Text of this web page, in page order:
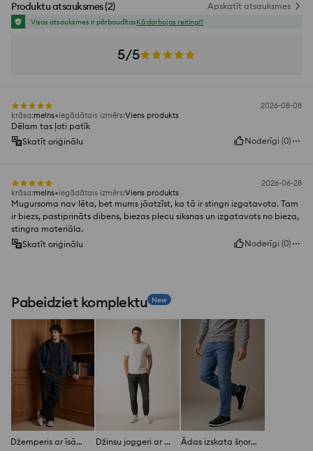
Produktu atsauksmes(2) Apskatīt atsauksmes
Visas atsauksmes ir pārbaudītasKā darbojas reitingi?
5/5
2026-08-08
krāsa:melns iegādātais izmērs:Viens produkts
Dēlam tas ļoti patīk
Skatīt oriģinālu
Noderīgi (0)
2026-06-28
krāsa:melns iegādātais izmērs:Viens produkts
Mugursoma nav lēta, bet mums jāatzīst, ka tā ir stingri izgatavota. Tam
ir biezs, pastiprināts dibens, biezas plecu siksnas un izgatavots no bieza,
stingra materiāla.
Skatīt oriģinālu
Noderīgi (0)
Pabeidziet komplektu New
Džemperis ar īsām piedurknēm no frotē trikotāžas Džinsu joggeri ar mazgāšanas efektu Ādas izskata šņorējami sporta apavi